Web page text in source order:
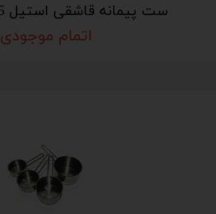
ست پیمانه قاشقی استیل 5 عددی وشن
اتمام موجودی